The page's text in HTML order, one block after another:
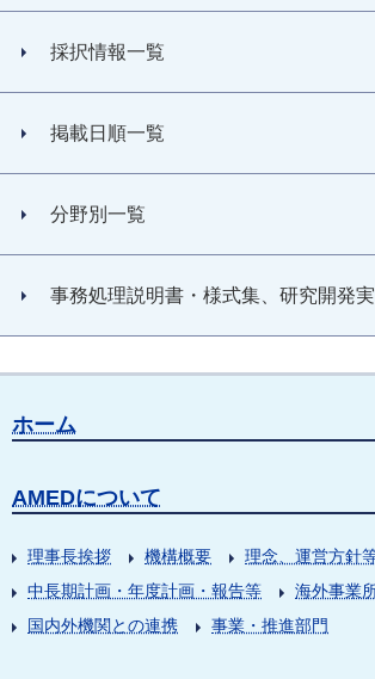
採択情報一覧
掲載日順一覧
分野別一覧
事務処理説明書・様式集、研究開発
ホーム
AMEDについて
理事長挨拶 機構概要
理念、運営方針
中長期計画・年度計画・報告等
海外事業
国内外機関との連携
事業・推進部門